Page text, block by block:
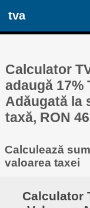
tva
Calculator
adaugă 17%
Adăugată la
taxă, RON
Calculează
valoarea taxei
Calculator